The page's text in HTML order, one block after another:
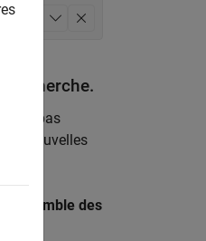
recherche.
pas
nouvelles
des